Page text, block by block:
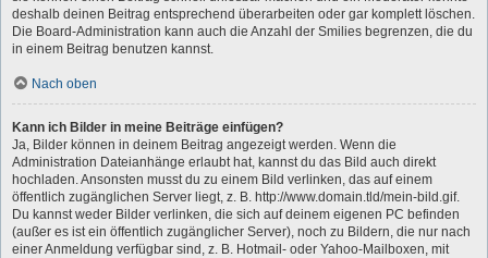
deshalb deinen Beitrag entsprechend überarbeiten oder gar komplett löschen.
Die Board-Administration kann auch die Anzahl der Smilies begrenzen, die du
in einem Beitrag benutzen kannst.
Nach oben
Kann ich Bilder in meine Beiträge einfügen?
Ja, Bilder können in deinem Beitrag angezeigt werden. Wenn die
Administration Dateianhänge erlaubt hat, kannst du das Bild auch direkt
hochladen. Ansonsten musst du zu einem Bild verlinken, das auf einem
öffentlich zugänglichen Server liegt, z. B. http://www.domain.tld/mein-bild.gif.
Du kannst weder Bilder verlinken, die sich auf deinem eigenen PC befinden
(außer es ist ein öffentlich zugänglicher Server), noch zu Bildern, die nur nach
einer Anmeldung verfügbar sind, z. B. Hotmail- oder Yahoo-Mailboxen, mit